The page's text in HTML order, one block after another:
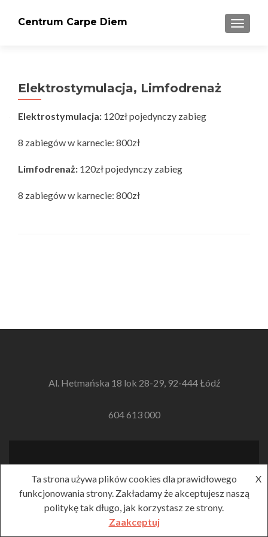
Centrum Carpe Diem
Elektrostymulacja, Limfodrenaż
Elektrostymulacja: 120zł pojedynczy zabieg
8 zabiegów w karnecie: 800zł
Limfodrenaż: 120zł pojedynczy zabieg
8 zabiegów w karnecie: 800zł
Al. Hetmańska 18 lok 28-29, 92-444 Łódź
604 613 000
Link
do
Facebooka
Carpe Diem 2019
Zerif Litedeveloped byThemeIsle
Ta strona używa plików cookies dla prawidłowego
funkcjonowania strony. Zakładamy że akceptujesz naszą
politykę tak długo, jak korzystasz ze strony.
X
Zaakceptuj